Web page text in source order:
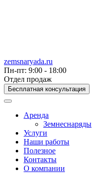
zemsnaryada.ru
Пн-пт: 9:00 - 18:00
Отдел продаж
Бесплатная консультация
Аренда
Земнеснаряды
Услуги
Наши работы
Полезное
Контакты
О компании